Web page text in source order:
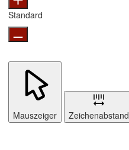
Standard
Mauszeiger Zeichenabstand